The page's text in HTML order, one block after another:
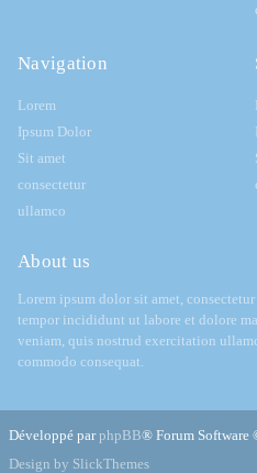
Navigation
Lorem
Ipsum Dolor
Sit amet
consectetur
ullamco
About us
Lorem ipsum dolor sit amet,
tempor incididunt ut labore et dolore
veniam, quis nostrud exercitation
commodo consequat.
Développé parphpBB® Forum
Design by SlickThemes